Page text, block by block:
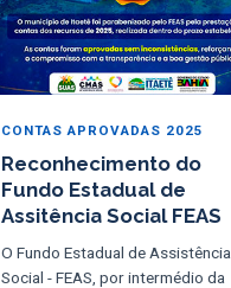
CONTAS APROVADAS 2025
Reconhecimento do
Fundo Estadual de
Assitência Social FEAS
O Fundo Estadual de Assistência
Social - FEAS, por intermédio da